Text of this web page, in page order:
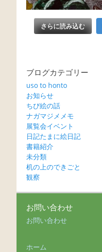
さらに読み込む
ブログカテゴリー
uso to honto
お知らせ
ちび絵の話
ナガマジメメモ
展覧会イベント
日記たまに絵日記
書籍紹介
未分類
机の上のできごと
観察
お問い合わせ
お問い合わせ
ホーム